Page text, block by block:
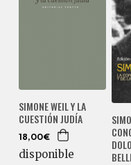
SIMONE WEIL Y LA
CUESTIÓN JUDÍA
18,00€
disponible